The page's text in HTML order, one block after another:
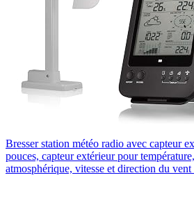
Bresser station météo radio avec capteur
pouces, capteur extérieur pour
atmosphérique, vitesse et direction du